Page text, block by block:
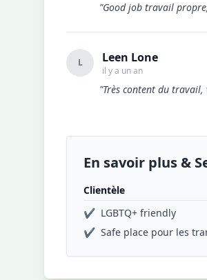
"Good job travail
L Leen Lone
il y a un an
"Très content du
En savoir plus &
Clientèle
✔ LGBTQ+ friendly
✔ Safe place pour les